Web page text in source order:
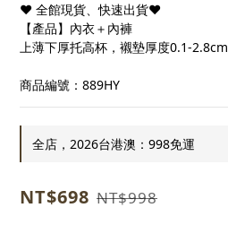
❤ 全館現貨、快速出貨❤
【產品】內衣＋內褲
上薄下厚托高杯，襯墊厚度0.1-2.8cm
商品編號：889HY
全店，2026台港澳：998免運
NT$698 NT$998